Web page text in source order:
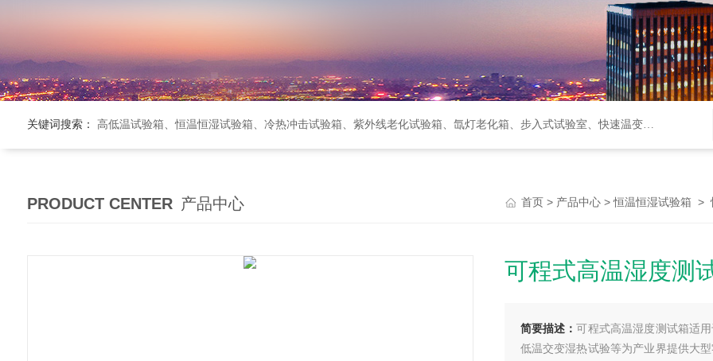
关键词搜索： 高低温试验箱、恒温恒湿试验箱、冷热冲击试验箱、紫外线老化试验箱、氙灯老化箱、步入式试验室、快速温变箱、盐雾试验箱等等
PRODUCT CENTER 产品中心 首页 > 产品中心 >恒温恒湿试验箱 >
可程式高温湿度测
简要描述：可程式高温湿度测试箱适
低温交变湿热试验等为产业界提供大